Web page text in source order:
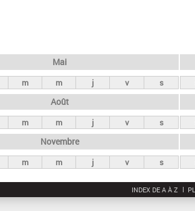
Mai
m m j v s
Août
m m j v s
Novembre
m m j v s
INDEX DE A À Z